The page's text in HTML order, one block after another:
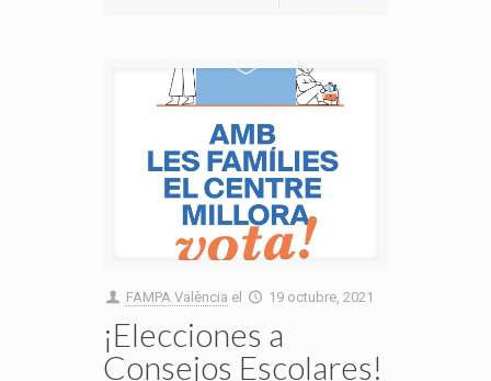
FAMPA València el 19 octubre, 2021
¡Elecciones a
Consejos Escolares!